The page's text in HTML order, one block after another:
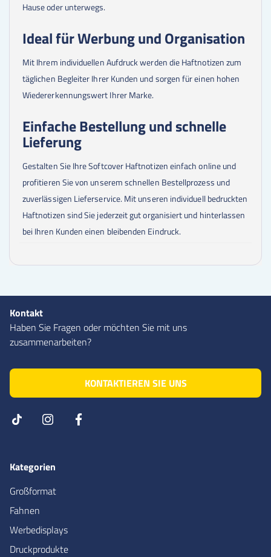
Hause oder unterwegs.
Ideal für Werbung und Organisation
Mit Ihrem individuellen Aufdruck werden die Haftnotizen zum
täglichen Begleiter Ihrer Kunden und sorgen für einen hohen
Wiedererkennungswert Ihrer Marke.
Einfache Bestellung und schnelle
Lieferung
Gestalten Sie Ihre Softcover Haftnotizen einfach online und
profitieren Sie von unserem schnellen Bestellprozess und
zuverlässigen Lieferservice. Mit unseren individuell bedruckten
Haftnotizen sind Sie jederzeit gut organisiert und hinterlassen
bei Ihren Kunden einen bleibenden Eindruck.
Kontakt
Haben Sie Fragen oder möchten Sie mit uns
zusammenarbeiten?
KONTAKTIEREN SIE UNS
Kategorien
Großformat
Fahnen
Werbedisplays
Druckprodukte